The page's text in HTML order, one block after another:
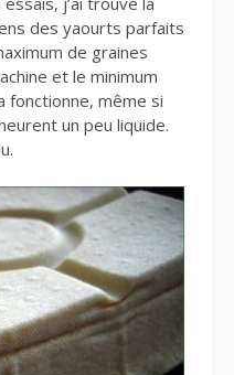
des yaourts parfaits
de graines
et le minimum
fonctionne, même si
un peu liquide.